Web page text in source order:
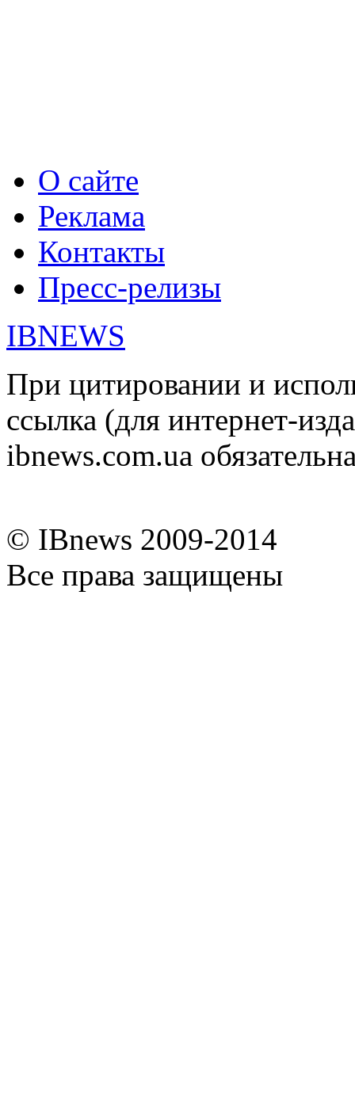
О сайте
Реклама
Контакты
Пресс-релизы
IBNEWS
При цитировании и
ссылка (для интернет-
ibnews.com.ua
© IBnews 2009-2014
Все права защищены